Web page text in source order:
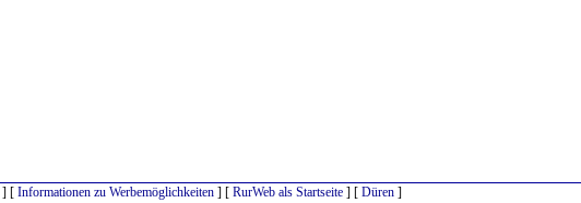
] [ Informationen zu Werbemöglichkeiten ] [ RurWeb als Startseite ] [ Düren ]